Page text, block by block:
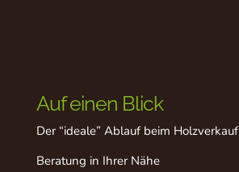
Auf einen Blick
Der “ideale” Ablauf beim Holzverkauf
Beratung in Ihrer Nähe